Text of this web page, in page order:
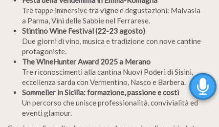
Tre tappe immersive tra vigne e degustazioni: Malvasia
a Parma, Vini delle Sabbie nel Ferrarese.
Stintino Wine Festival (22-23 agosto)
Due giorni di vino, musica e tradizione con nove cantine
protagoniste.
The WineHunter Award 2025 a Merano
Tre riconoscimenti alla cantina Nuovi Poderi di Sisini,
eccellenza sarda con Vermentino, Nasco e Barbera.
Sommelier in Sicilia: formazione, passione e costi
Un percorso che unisce professionalità, convivialità ed
eventi glamour.